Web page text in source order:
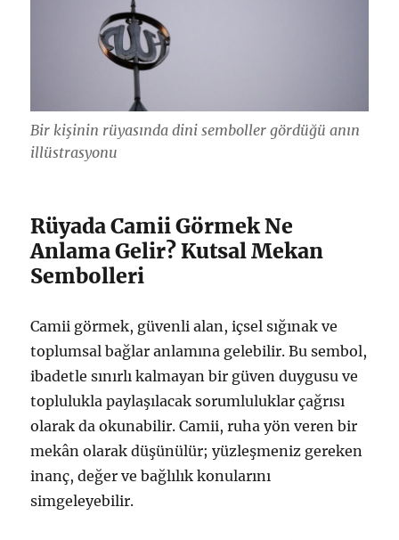
Bir kişinin rüyasında dini semboller gördüğü anın
illüstrasyonu
Rüyada Camii Görmek Ne
Anlama Gelir? Kutsal Mekan
Sembolleri
Camii görmek, güvenli alan, içsel sığınak ve
toplumsal bağlar anlamına gelebilir. Bu sembol,
ibadetle sınırlı kalmayan bir güven duygusu ve
toplulukla paylaşılacak sorumluluklar çağrısı
olarak da okunabilir. Camii, ruha yön veren bir
mekân olarak düşünülür; yüzleşmeniz gereken
inanç, değer ve bağlılık konularını
simgeleyebilir.